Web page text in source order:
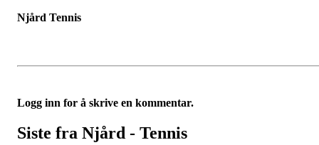
Njård Tennis
Logg inn for å skrive en kommentar.
Siste fra Njård - Tennis